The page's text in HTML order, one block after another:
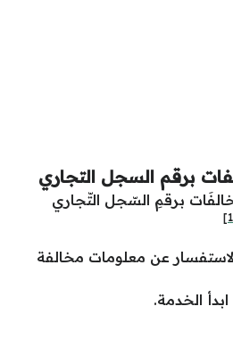
برقم السجل التجاري
برقمِ السّجل التّجاري
عن معلومات مخالفة
الخدمة.